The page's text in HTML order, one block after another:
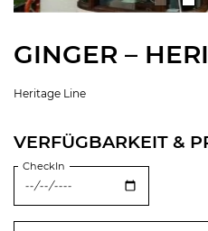
GINGER –
Heritage Line
VERFÜGBARKEIT &
CheckIn